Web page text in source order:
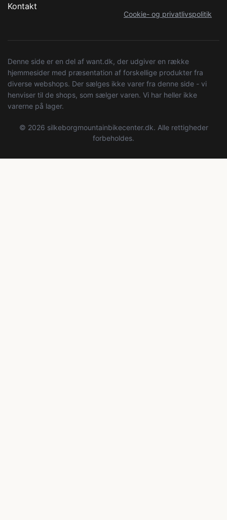
Kontakt
Cookie- og privatlivspolitik
Denne side er en del af want.dk, der udgiver en række
hjemmesider med præsentation af forskellige produkter fra
diverse webshops. Der sælges ikke varer fra denne side - vi
henviser til de shops, som sælger varen. Vi har heller ikke
varerne på lager.
© 2026 silkeborgmountainbikecenter.dk. Alle rettigheder
forbeholdes.